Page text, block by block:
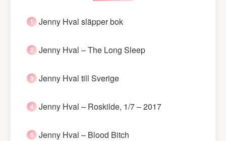
Jenny Hval släpper bok
Jenny Hval – The Long Sleep
Jenny Hval till Sverige
Jenny Hval – Roskilde, 1/7 – 2017
Jenny Hval – Blood Bitch